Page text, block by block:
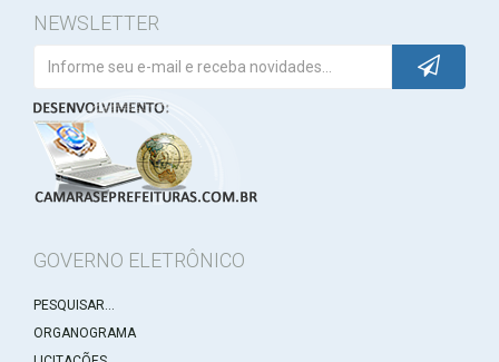
NEWSLETTER
GOVERNO ELETRÔNICO
PESQUISAR...
ORGANOGRAMA